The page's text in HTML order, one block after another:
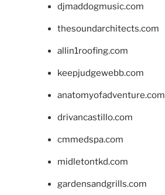
djmaddogmusic.com
thesoundarchitects.com
allin1roofing.com
keepjudgewebb.com
anatomyofadventure.com
drivancastillo.com
cmmedspa.com
midletontkd.com
gardensandgrills.com